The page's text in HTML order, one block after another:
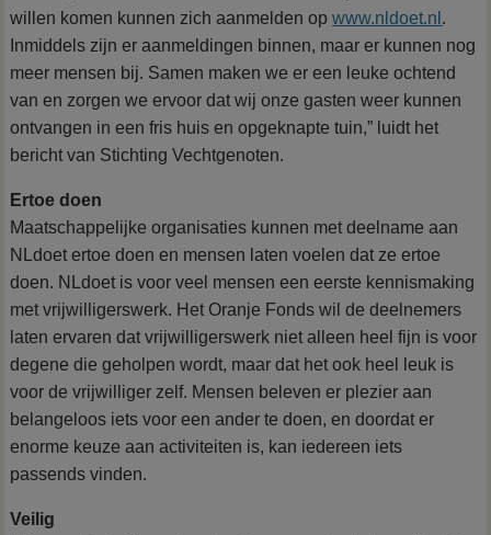
willen komen kunnen zich aanmelden opwww.nldoet.nl .
Inmiddels zijn er aanmeldingen binnen, maar er kunnen nog
meer mensen bij. Samen maken we er een leuke ochtend
van en zorgen we ervoor dat wij onze gasten weer kunnen
ontvangen in een fris huis en opgeknapte tuin,” luidt het
bericht van Stichting Vechtgenoten.
Ertoe doen
Maatschappelijke organisaties kunnen met deelname aan
NLdoet ertoe doen en mensen laten voelen dat ze ertoe
doen. NLdoet is voor veel mensen een eerste kennismaking
met vrijwilligerswerk. Het Oranje Fonds wil de deelnemers
laten ervaren dat vrijwilligerswerk niet alleen heel fijn is voor
degene die geholpen wordt, maar dat het ook heel leuk is
voor de vrijwilliger zelf. Mensen beleven er plezier aan
belangeloos iets voor een ander te doen, en doordat er
enorme keuze aan activiteiten is, kan iedereen iets
passends vinden.
Veilig